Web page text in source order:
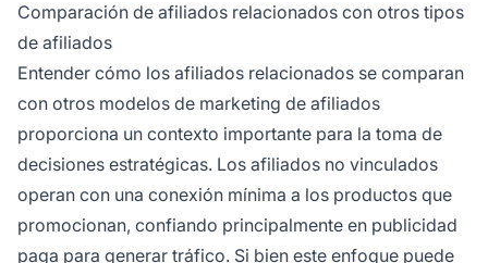
Comparación de afiliados relacionados con otros tipos
de afiliados
Entender cómo los afiliados relacionados se comparan
con otros modelos de marketing de afiliados
proporciona un contexto importante para la toma de
decisiones estratégicas. Los afiliados no vinculados
operan con una conexión mínima a los productos que
promocionan, confiando principalmente en publicidad
paga para generar tráfico. Si bien este enfoque puede